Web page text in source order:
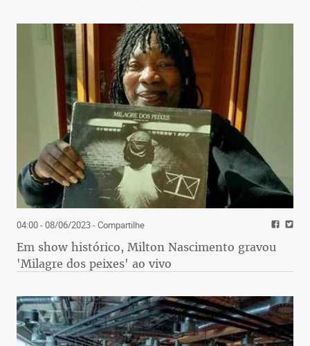
04:00 - 08/06/2023- Compartilhe
Em show histórico, Milton Nascimento gravou
'Milagre dos peixes' ao vivo